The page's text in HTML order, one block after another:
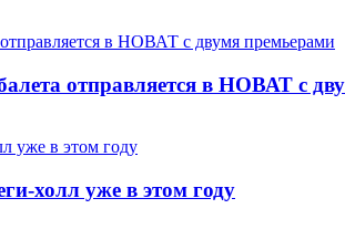
отправляется в НОВАТ с
холл уже в этом году